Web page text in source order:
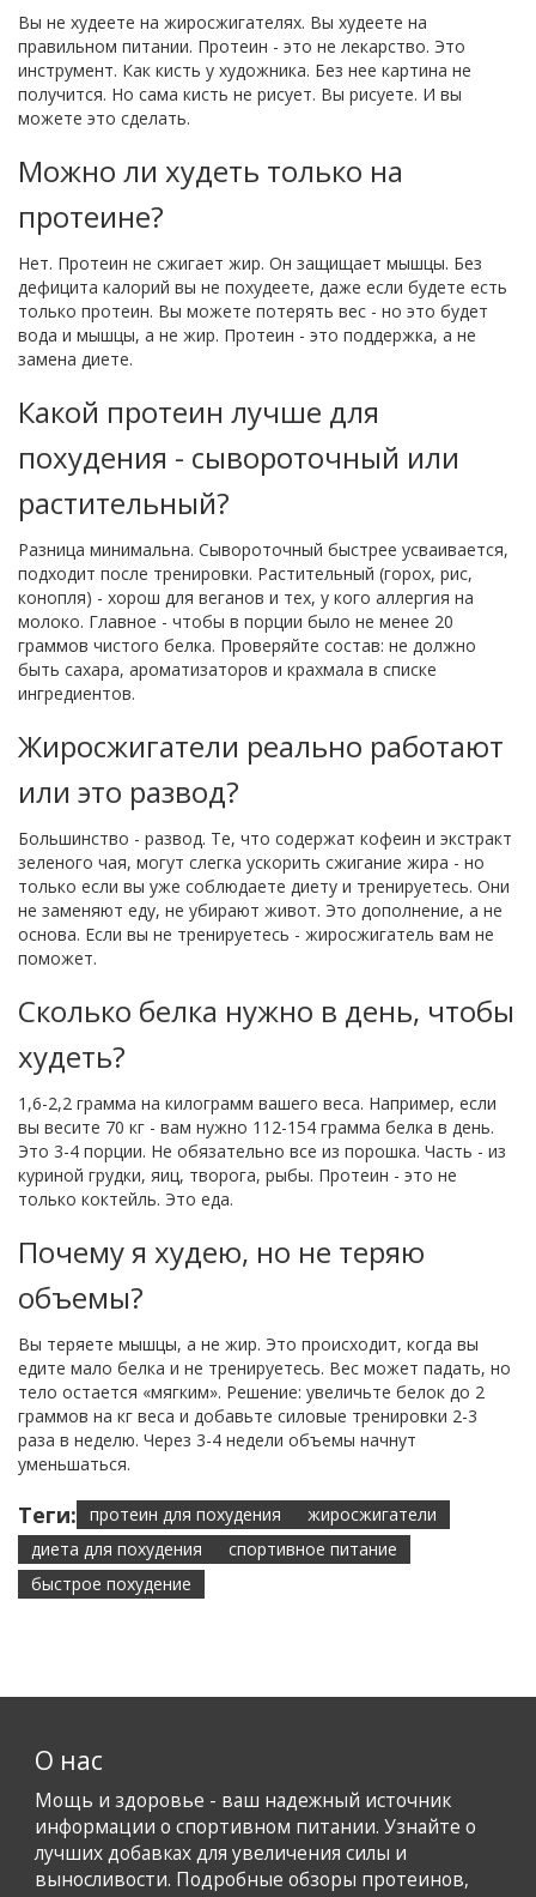
Вы не худеете на жиросжигателях. Вы худеете на
правильном питании. Протеин - это не лекарство. Это
инструмент. Как кисть у художника. Без нее картина не
получится. Но сама кисть не рисует. Вы рисуете. И вы
можете это сделать.
Можно ли худеть только на
протеине?
Нет. Протеин не сжигает жир. Он защищает мышцы. Без
дефицита калорий вы не похудеете, даже если будете есть
только протеин. Вы можете потерять вес - но это будет
вода и мышцы, а не жир. Протеин - это поддержка, а не
замена диете.
Какой протеин лучше для
похудения - сывороточный или
растительный?
Разница минимальна. Сывороточный быстрее усваивается,
подходит после тренировки. Растительный (горох, рис,
конопля) - хорош для веганов и тех, у кого аллергия на
молоко. Главное - чтобы в порции было не менее 20
граммов чистого белка. Проверяйте состав: не должно
быть сахара, ароматизаторов и крахмала в списке
ингредиентов.
Жиросжигатели реально работают
или это развод?
Большинство - развод. Те, что содержат кофеин и экстракт
зеленого чая, могут слегка ускорить сжигание жира - но
только если вы уже соблюдаете диету и тренируетесь. Они
не заменяют еду, не убирают живот. Это дополнение, а не
основа. Если вы не тренируетесь - жиросжигатель вам не
поможет.
Сколько белка нужно в день, чтобы
худеть?
1,6-2,2 грамма на килограмм вашего веса. Например, если
вы весите 70 кг - вам нужно 112-154 грамма белка в день.
Это 3-4 порции. Не обязательно все из порошка. Часть - из
куриной грудки, яиц, творога, рыбы. Протеин - это не
только коктейль. Это еда.
Почему я худею, но не теряю
объемы?
Вы теряете мышцы, а не жир. Это происходит, когда вы
едите мало белка и не тренируетесь. Вес может падать, но
тело остается «мягким». Решение: увеличьте белок до 2
граммов на кг веса и добавьте силовые тренировки 2-3
раза в неделю. Через 3-4 недели объемы начнут
уменьшаться.
Теги: протеин для похудения
жиросжигатели
диета для похудения
спортивное питание
быстрое похудение
О нас
Мощь и здоровье - ваш надежный источник
информации о спортивном питании. Узнайте о
лучших добавках для увеличения силы и
выносливости. Подробные обзоры протеинов,